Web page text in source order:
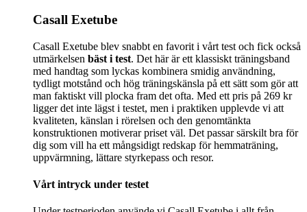
Casall Exetube
Casall Exetube blev snabbt en favorit i vårt test och fick också
utmärkelsen bäst i test. Det här är ett klassiskt träningsband
med handtag som lyckas kombinera smidig användning,
tydligt motstånd och hög träningskänsla på ett sätt som gör att
man faktiskt vill plocka fram det ofta. Med ett pris på 269 kr
ligger det inte lägst i testet, men i praktiken upplevde vi att
kvaliteten, känslan i rörelsen och den genomtänkta
konstruktionen motiverar priset väl. Det passar särskilt bra för
dig som vill ha ett mångsidigt redskap för hemmaträning,
uppvärmning, lättare styrkepass och resor.
Vårt intryck under testet